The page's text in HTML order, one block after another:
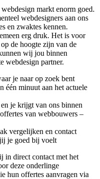
markt enorm goed.
webdesigners aan ons
en zwaktes kennen.
erg druk. Het is voor
de hoogte zijn van de
wij jou binnen
webdesign partner.
je naar op zoek bent
één minuut aan het actuele
je krijgt van ons binnen
van webbouwers –
vergelijken en contact
je goed bij voelt
in direct contact met het
deze onderlinge
hun offertes aanvragen via